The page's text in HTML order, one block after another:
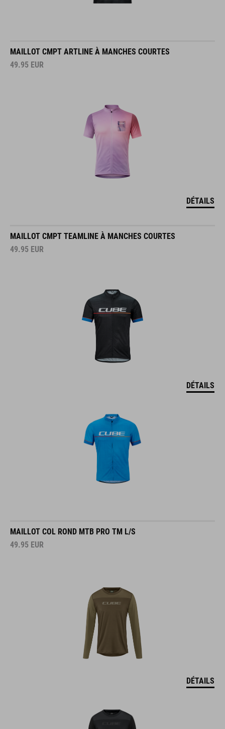
MAILLOT CMPT ARTLINE À MANCHES COURTES
49.95 EUR
DÉTAILS
MAILLOT CMPT TEAMLINE À MANCHES COURTES
49.95 EUR
DÉTAILS
MAILLOT COL ROND MTB PRO TM L/S
49.95 EUR
DÉTAILS